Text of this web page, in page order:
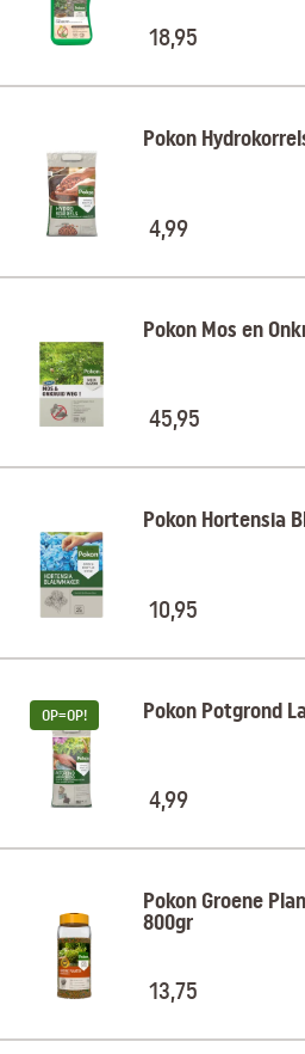
18,95
Pokon
4,99
Pokon Mos en
45,95
Pokon Hortensia
10,95
OP=OP! Pokon Potgrond
4,99
Pokon Groene
800gr
13,75